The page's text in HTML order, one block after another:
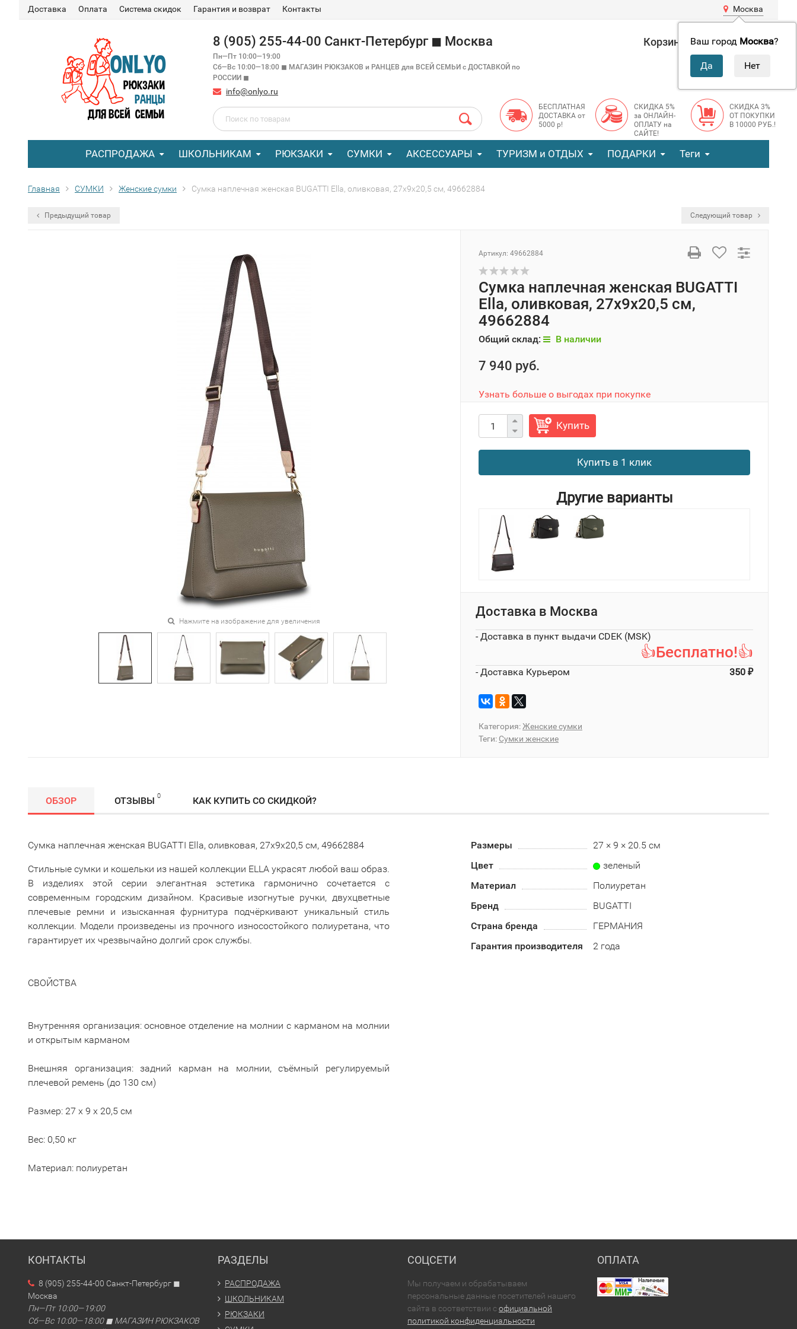
Доставка Оплата Система скидок Гарантия и возврат Контакты Москва
Ваш город Москва?
8 (905) 255-44-00 Санкт-Петербург ◼ Москва
Пн—Пт 10:00—19:00
Сб—Вс 10:00—18:00 ◼ МАГАЗИН РЮКЗАКОВ и РАНЦЕВ для ВСЕЙ СЕМЬИ с ДОСТАВКОЙ по
РОССИИ ◼
info@onlyo.ru
Корзина 0 0 руб.
БЕСПЛАТНАЯ
ДОСТАВКА от
5000 р!
СКИДКА 5%
за ОНЛАЙН-
ОПЛАТУ на
САЙТЕ!
СКИДКА 3%
ОТ ПОКУПКИ
В 10000 РУБ.!
РАСПРОДАЖА ШКОЛЬНИКАМ РЮКЗАКИ СУМКИ АКСЕССУАРЫ ТУРИЗМ и ОТДЫХ ПОДАРКИ Теги
Главная СУМКИ Женские сумки Сумка наплечная женская BUGATTI Ella, оливковая, 27х9х20,5 см, 49662884
Предыдущий товар Следующий товар
Нажмите на изображение для увеличения
Артикул: 49662884
Сумка наплечная женская BUGATTI
Ella, оливковая, 27х9х20,5 см,
49662884
Общий склад: В наличии
7 940 руб.
Узнать больше о выгодах при покупке
Купить
Купить в 1 клик
Другие варианты
Доставка в Москва
- Доставка в пункт выдачи CDEK (MSK)
👍Бесплатно!👍
- Доставка Курьером 350 ₽
Категория:Женские сумки
Теги: Сумки женские
ОБЗОР ОТЗЫВЫ 0 КАК КУПИТЬ СО СКИДКОЙ?
Сумка наплечная женская BUGATTI Ella, оливковая, 27х9х20,5 см, 49662884
Стильные сумки и кошельки из нашей коллекции ELLA украсят любой ваш образ.
В изделиях этой серии элегантная эстетика гармонично сочетается с
современным городским дизайном. Красивые изогнутые ручки, двухцветные
плечевые ремни и изысканная фурнитура подчёркивают уникальный стиль
коллекции. Модели произведены из прочного износостойкого полиуретана, что
гарантирует их чрезвычайно долгий срок службы.
СВОЙСТВА
Внутренняя организация: основное отделение на молнии с карманом на молнии
и открытым карманом
Внешняя организация: задний карман на молнии, съёмный регулируемый
плечевой ремень (до 130 см)
Размер: 27 x 9 x 20,5 см
Вес: 0,50 кг
Материал: полиуретан
Размеры
27 × 9 × 20.5 см
Цвет
зеленый
Материал
Полиуретан
Бренд
BUGATTI
Страна бренда
ГЕРМАНИЯ
Гарантия производителя
2 года
КОНТАКТЫ
8 (905) 255-44-00 Санкт-Петербург ◼
Москва
Пн—Пт 10:00—19:00
Сб—Вс 10:00—18:00 ◼ МАГАЗИН РЮКЗАКОВ
РАЗДЕЛЫ
РАСПРОДАЖА
ШКОЛЬНИКАМ
РЮКЗАКИ
СОЦСЕТИ
Мы получаем и обрабатываем
персональные данные посетителей нашего
сайта в соответствии софициальной
политикой конфиденциальности
ОПЛАТА